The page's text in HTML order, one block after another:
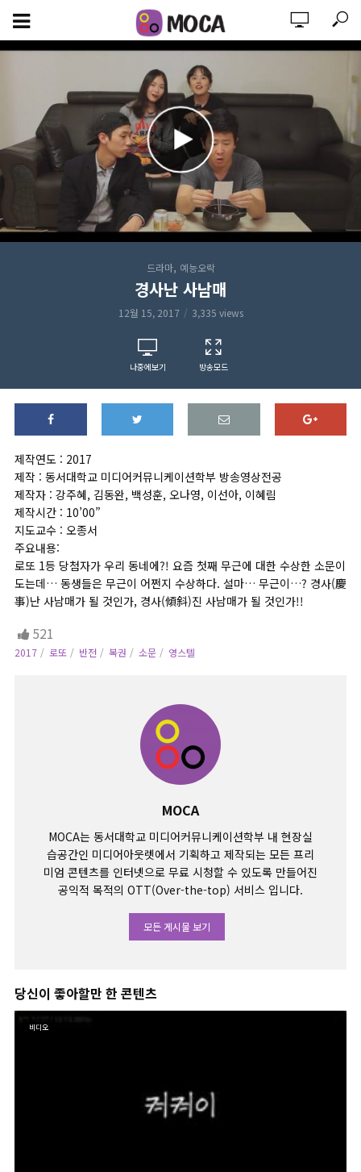
드라마, 예능오락
경사난 사남매
12월 15, 2017 3,335 views
나중에보기 방송모드
제작연도 : 2017
제작 : 동서대학교 미디어커뮤니케이션학부 방송영상전공
제작자 : 강주혜, 김동완, 백성훈, 오나영, 이선아, 이혜림
제작시간 : 10’00”
지도교수 : 오종서
주요내용:
로또 1등 당첨자가 우리 동네에?! 요즘 첫째 무근에 대한 수상한 소문이
도는데… 동생들은 무근이 어쩐지 수상하다. 설마… 무근이…? 경사(慶
事)난 사남매가 될 것인가, 경사(傾斜)진 사남매가 될 것인가!!
521
2017 로또 반전 복권 소문 영스텔
MOCA
MOCA는 동서대학교 미디어커뮤니케이션학부 내 현장실
습공간인 미디어아웃렛에서 기획하고 제작되는 모든 프리
미엄 콘텐츠를 인터넷으로 무료 시청할 수 있도록 만들어진
공익적 목적의 OTT(Over-the-top) 서비스 입니다.
모든 게시물 보기
당신이 좋아할만 한 콘텐츠
비디오